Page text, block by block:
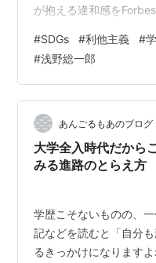
が抱える違和感を
「余裕」が生まれて初
ではないか──。（出所
NEWSLETTER） 何と
の目標を大切にしたい
なのか釈然としないと
はいく通りもあるので
#SDGs #利他主義 #
#浅野総一郎
あんごるもあのブログ
大学全入時代だから
みる進路のとらえ方
学歴こそないものの、
記などを読むと「自分
るきっかけになります